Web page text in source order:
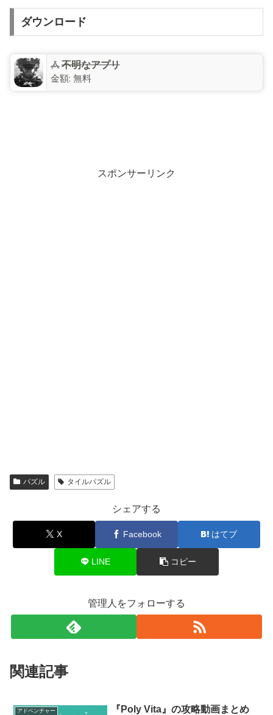
ダウンロード
不明なアプリ
金額: 無料
スポンサーリンク
パズル タイルパズル
シェアする
X Facebook はてブ
LINE コピー
管理人をフォローする
関連記事
アドベンチャー 『Poly Vita』の攻略動画まとめ